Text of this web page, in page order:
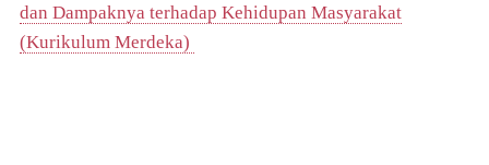
dan Dampaknya terhadap Kehidupan Masyarakat
(Kurikulum Merdeka)